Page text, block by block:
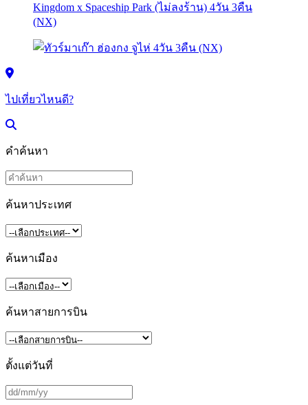
ไปเที่ยวไหนดี?
คำค้นหา
ค้นหาประเทศ
ค้นหาเมือง
ค้นหาสายการบิน
ตั้งแต่วันที่